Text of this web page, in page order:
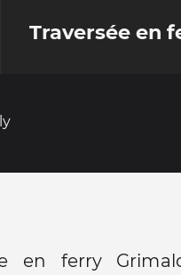
Traversée en
en ferry